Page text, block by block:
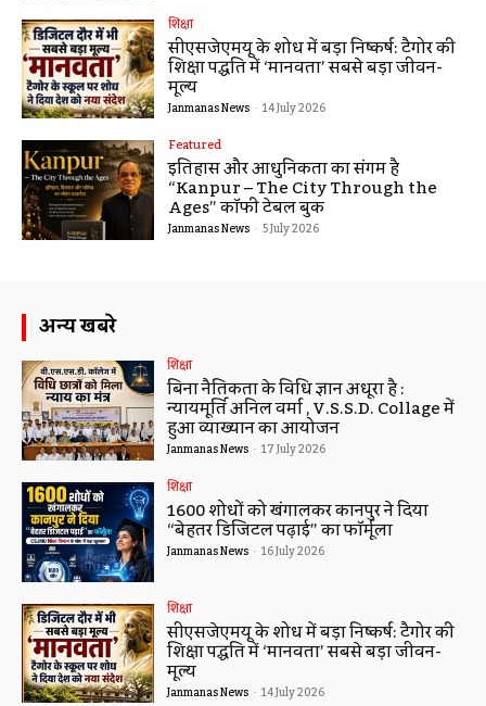
शिक्षा
सीएसजेएमयू के शोध में बड़ा निष्कर्ष: टैगोर की
शिक्षा पद्धति में ‘मानवता’ सबसे बड़ा जीवन-
मूल्य
Janmanas News 14 July 2026
Featured
इतिहास और आधुनिकता का संगम है
“Kanpur – The City Through the
Ages” कॉफी टेबल बुक
Janmanas News - 5 July 2026
अन्य खबरे
शिक्षा
बिना नैतिकता के विधि ज्ञान अधूरा है :
न्यायमूर्ति अनिल वर्मा , V.S.S.D. Collage में
हुआ व्याख्यान का आयोजन
Janmanas News 17 July 2026
शिक्षा
1600 शोधों को खंगालकर कानपुर ने दिया
“बेहतर डिजिटल पढ़ाई” का फॉर्मूला
Janmanas News - 16 July 2026
शिक्षा
सीएसजेएमयू के शोध में बड़ा निष्कर्ष: टैगोर की
शिक्षा पद्धति में ‘मानवता’ सबसे बड़ा जीवन-
मूल्य
Janmanas News 14 July 2026